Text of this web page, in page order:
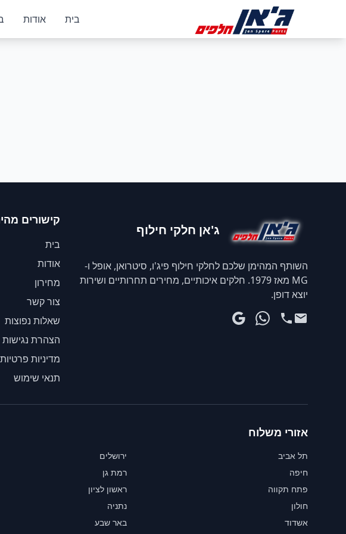
בית
אודות
ג'אן חלקי חילוף
השותף המהימן שלכם לחלקי חילוף פיג'ו, סיטרואן, אופל ו-
MG מאז 1979. חלקים איכותיים, מחירים תחרותיים ושירות
יוצא דופן.
קישורים
בית
אודות
מחירון
צור קשר
שאלות נפוצות
הצהרת נגישות
מדיניות פרטיות
תנאי שימוש
אזורי משלוח
תל אביב
ירושלים
חיפה
רמת גן
פתח תקווה
ראשון לציון
חולון
נתניה
אשדוד
באר שבע